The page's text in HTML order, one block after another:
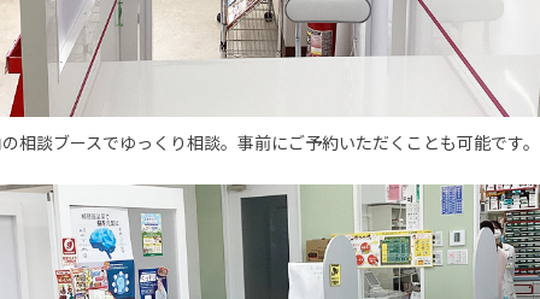
相談ブースでゆっくり相談。事前にご予約いただくことも可能です。